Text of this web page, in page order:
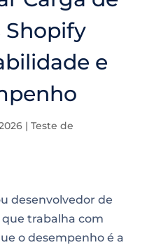
e
| Teste de
desenvolvedor de
trabalha com
o desempenho é a